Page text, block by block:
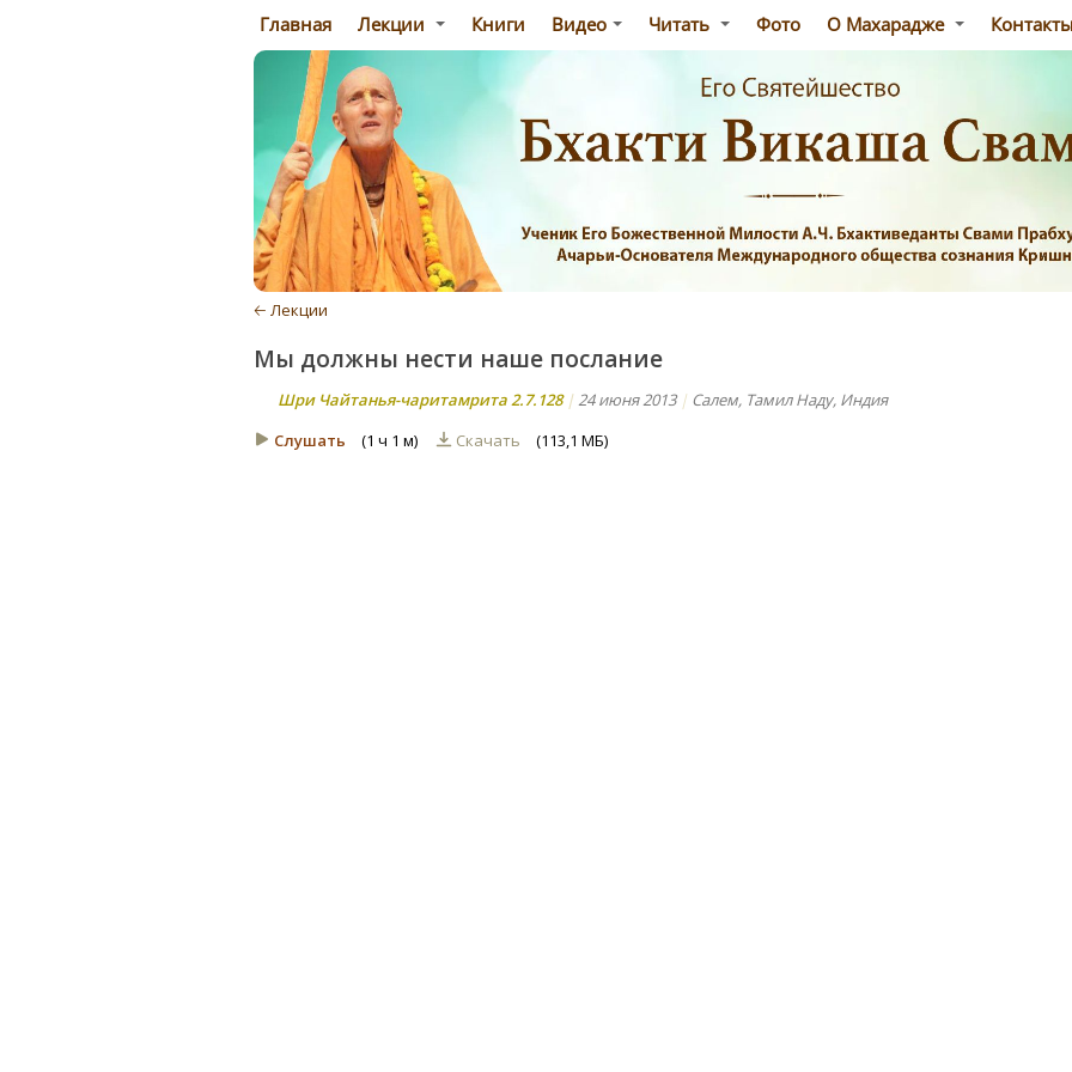
Главная Лекции Книги Видео Читать Фото О Махарадже
🡠 Лекции
Мы должны нести наше послание
Шри Чайтанья-чаритамрита 2.7.128|24 июня 2013| Салем, Тамил Наду, Индия
Слушать
(1 ч 1 м) Скачать (113,1 МБ)